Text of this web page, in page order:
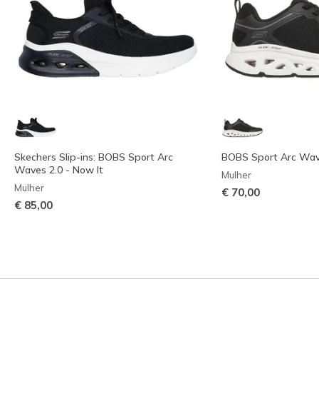
Skechers Slip-ins: BOBS Sport Arc
Waves 2.0 - Now It
Mulher
€ 85,00
BOBS Sport Arc
Mulher
€ 70,00